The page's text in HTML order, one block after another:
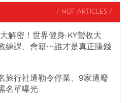
/ HOT ARTICLES /
解密！世界健身-KY營收大
練課、會籍…誰才是真正賺錢
旅行社遭勒令停業、9家遭廢
名單曝光